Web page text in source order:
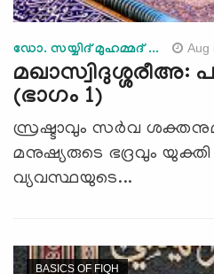
ഡോ. സയ്യിദ് മുഹമ്മദ് ... Aug
മഖാസ്വിദുശ്ശരീഅ:
(ഭാഗം 1)
സ്രഷ്ടാവും സര്‍വ
മനുഷ്യരുടെ ഭദ്രവും
വ്യവസ്ഥയുടെ...
BASICS OF FIQH